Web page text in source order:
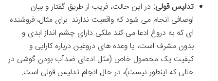
تدلیس قولی: در این حالت، فریب از طریق گفتار و بیان
اوصافی انجام می شود که واقعیت ندارند. برای مثال، فروشنده
ای که به دروغ ادعا می کند ملکی دارای چشم انداز ابدی و
بدون مشرف است، یا وعده های دروغین درباره کارایی و
کیفیت یک محصول خاص (مثل ادعای ضدآب بودن گوشی در
حالی که اینطور نیست)، در حال انجام تدلیس قولی است.